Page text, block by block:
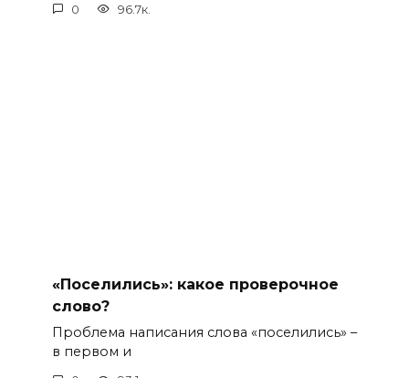
0 96.7к.
«Поселились»: какое проверочное
слово?
Проблема написания слова «поселились» –
в первом и